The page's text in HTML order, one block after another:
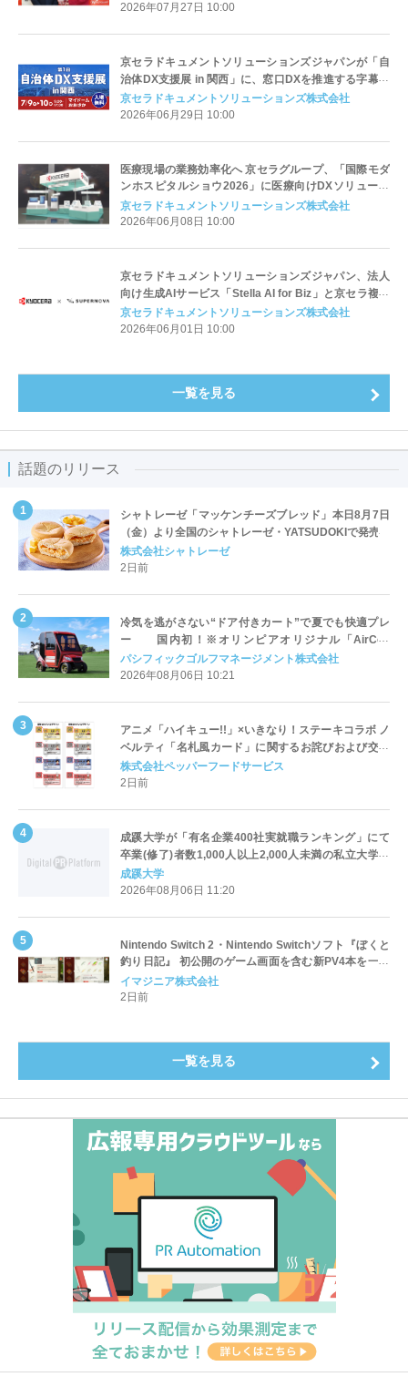
2026年07月27日 10:00
京セラドキュメントソリューションズジャパンが「自
治体DX支援展 in 関西」に、窓口DXを推進する字幕表
示システムを出展
京セラドキュメントソリューションズ株式会社
2026年06月29日 10:00
医療現場の業務効率化へ 京セラグループ、「国際モダ
ンホスピタルショウ2026」に医療向けDXソリューシ
ョンを出展
京セラドキュメントソリューションズ株式会社
2026年06月08日 10:00
京セラドキュメントソリューションズジャパン、法人
向け生成AIサービス「Stella AI for Biz」と京セラ複合
機の連携機能を提供開始
京セラドキュメントソリューションズ株式会社
2026年06月01日 10:00
一覧を見る
話題のリリース
シャトレーゼ「マッケンチーズブレッド」本日8月7日
（金）より全国のシャトレーゼ・YATSUDOKIで発売
株式会社シャトレーゼ
2日前
冷気を逃がさない“ドア付きカート”で夏でも快適プレ
ー 国内初！※オリンピアオリジナル「AirCon
Cart（エアコンカート）」導入 | ＰＧＭ
パシフィックゴルフマネージメント株式会社
2026年08月06日 10:21
アニメ「ハイキュー!!」×いきなり！ステーキコラボ ノ
ベルティ「名札風カード」に関するお詫びおよび交換
対応についてのご案内
株式会社ペッパーフードサービス
2日前
成蹊大学が「有名企業400社実就職ランキング」にて
卒業(修了)者数1,000人以上2,000人未満の私立大学で
全国第1位を獲得！～実就職率は26.5%（前年比＋
4.3pt）に伸長、東京の私立大学でも10位にランクイン
成蹊大学
2026年08月06日 11:20
Nintendo Switch 2・Nintendo Switchソフト『ぼくと
釣り日記』 初公開のゲーム画面を含む新PV4本を一挙
公開！
イマジニア株式会社
2日前
一覧を見る